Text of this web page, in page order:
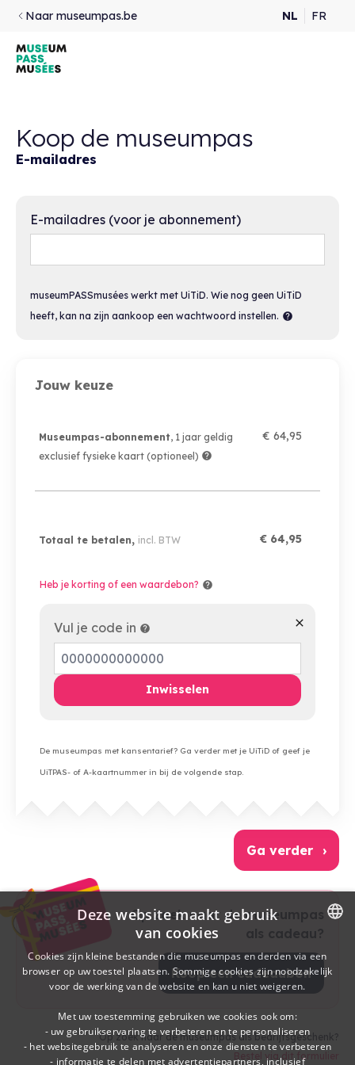
Naar museumpas.be NL FR
Koop de museumpas
E-mailadres
E-mailadres (voor je abonnement)
museumPASSmusées werkt met UiTiD. Wie nog geen UiTiD
heeft, kan na zijn aankoop een wachtwoord instellen.
Jouw keuze
Museumpas-abonnement, 1 jaar geldig
exclusief fysieke kaart (optioneel)
€ 64,95
Totaal te betalen, incl. BTW € 64,95
Heb je korting of een waardebon?
Vul je code in
Inwisselen
De museumpas met kansentarief? Ga verder met je UiTiD of geef je
UiTPAS- of A-kaartnummer in bij de volgende stap.
Ga verder
Op zoek naar de museumpas
als cadeau?
Koop een cadeaubon
Op zoek naar de museumpas als bedrijfsgeschenk?
Bestel via dit formulier
DUTCH
FRENCH
Deze website maakt gebruik
van cookies
Cookies zijn kleine bestanden die museumpas en derden via een
browser op uw toestel plaatsen. Sommige cookies zijn noodzakelijk
voor de werking van de website en kan u niet weigeren.
Met uw toestemming gebruiken we cookies ook om:
- uw gebruikservaring te verbeteren en te personaliseren
- het websitegebruik te analyseren en onze diensten te verbeteren
- informatie te delen met advertentiepartners, inclusief